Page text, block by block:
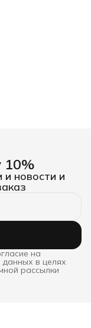
10%
новости и
на
в целях
рассылки